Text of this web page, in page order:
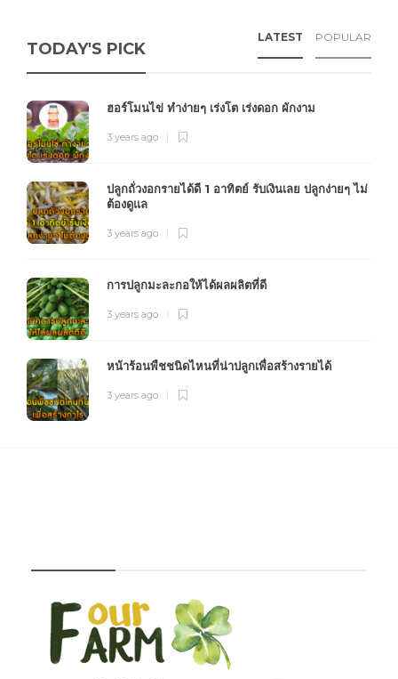
TODAY'S PICK
LATEST POPULAR
ฮอร์โมนไข่ ทำง่ายๆ เร่งโต เร่งดอก ผักงาม
3 years ago
ปลูกถั่วงอกรายได้ดี 1 อาทิตย์ รับเงินเลย ปลูกง่ายๆ ไม่
ต้องดูแล
3 years ago
การปลูกมะละกอให้ได้ผลผลิตที่ดี
3 years ago
หน้าร้อนพืชชนิดไหนที่น่าปลูกเพื่อสร้างรายได้
3 years ago